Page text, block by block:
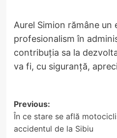
Aurel Simion rămâne un
profesionalism în
contribuția sa la
va fi, cu siguranță,
Post
navigation
Previous:
În ce stare se află
accidentul de la Sibiu